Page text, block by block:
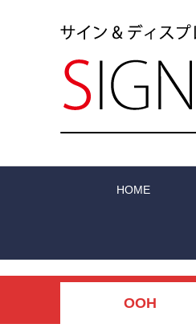
HOME
OOH